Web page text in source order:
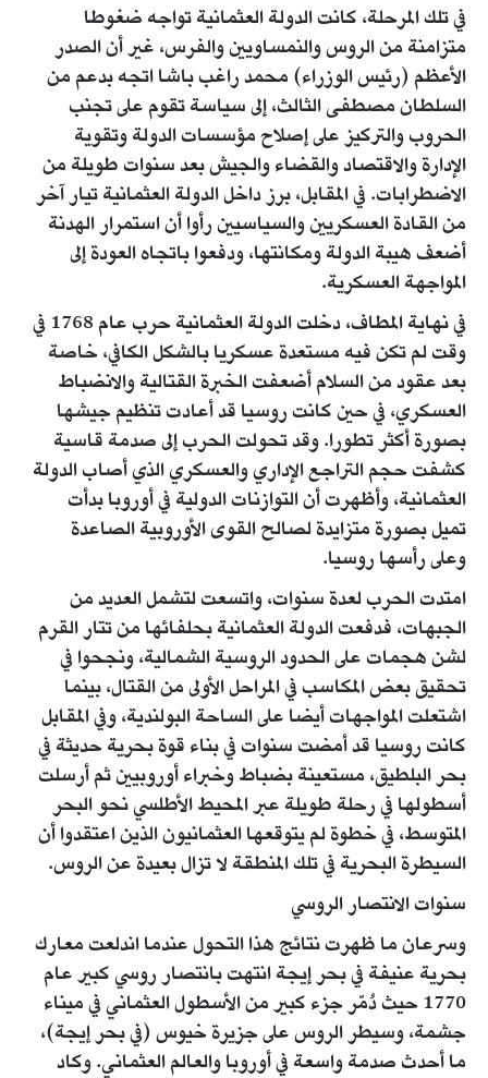
في تلك المرحلة، كانت الدولة العثمانية تواجه ضغوطا
متزامنة من الروس والنمساويين والفرس، غير أن الصدر
الأعظم (رئيس الوزراء) محمد راغب باشا اتجه بدعم من
السلطان مصطفى الثالث، إلى سياسة تقوم على تجنب
الحروب والتركيز على إصلاح مؤسسات الدولة وتقوية
الإدارة والاقتصاد والقضاء والجيش بعد سنوات طويلة من
الاضطرابات. في المقابل، برز داخل الدولة العثمانية تيار آخر
من القادة العسكريين والسياسيين رأوا أن استمرار الهدنة
أضعف هيبة الدولة ومكانتها، ودفعوا باتجاه العودة إلى
المواجهة العسكرية.
في نهاية المطاف، دخلت الدولة العثمانية حرب عام 1768 في
وقت لم تكن فيه مستعدة عسكريا بالشكل الكافي، خاصة
بعد عقود من السلام أضعفت الخبرة القتالية والانضباط
العسكري، في حين كانت روسيا قد أعادت تنظيم جيشها
بصورة أكثر تطورا. وقد تحولت الحرب إلى صدمة قاسية
كشفت حجم التراجع الإداري والعسكري الذي أصاب الدولة
العثمانية، وأظهرت أن التوازنات الدولية في أوروبا بدأت
تميل بصورة متزايدة لصالح القوى الأوروبية الصاعدة
وعلى رأسها روسيا.
امتدت الحرب لعدة سنوات، واتسعت لتشمل العديد من
الجبهات، فدفعت الدولة العثمانية بحلفائها من تتار القرم
لشن هجمات على الحدود الروسية الشمالية، ونجحوا في
تحقيق بعض المكاسب في المراحل الأولى من القتال، بينما
اشتعلت المواجهات أيضا على الساحة البولندية، وفي المقابل
كانت روسيا قد أمضت سنوات في بناء قوة بحرية حديثة في
بحر البلطيق، مستعينة بضباط وخبراء أوروبيين ثم أرسلت
أسطولها في رحلة طويلة عبر المحيط الأطلسي نحو البحر
المتوسط، في خطوة لم يتوقعها العثمانيون الذين اعتقدوا أن
السيطرة البحرية في تلك المنطقة لا تزال بعيدة عن الروس.
سنوات الانتصار الروسي
وسرعان ما ظهرت نتائج هذا التحول عندما اندلعت معارك
بحرية عنيفة في بحر إيجة انتهت بانتصار روسي كبير عام
1770 حيث دُمّر جزء كبير من الأسطول العثماني في ميناء
جشمة، وسيطر الروس على جزيرة خيوس (في بحر إيجة)،
ما أحدث صدمة واسعة في أوروبا والعالم العثماني. وكاد